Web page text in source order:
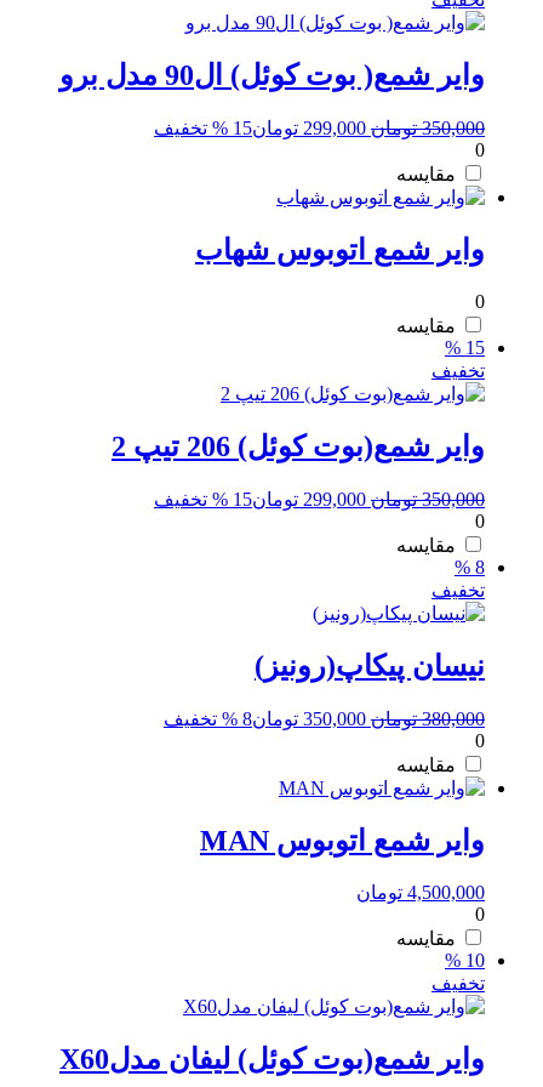
وایر شمع( بوت کوئل) ال90 مدل برو
350,000 تومان قیمت
بود.
299,000 تومان15 % تخفیف
0
مقایسه
وایر شمع اتوبوس شهاب
0
مقایسه
15 %
تخفیف
وایر شمع(بوت کوئل) 206 تیپ 2
350,000 تومان قیمت
299,000 تومان15 % تخفیف
0
مقایسه
8 %
تخفیف
نیسان پیکاپ(رونیز)
380,000 تومان قیمت
بود.
350,000 تومان8 % تخفیف
0
مقایسه
وایر شمع اتوبوس MAN
4,500,000 تومان
0
مقایسه
10 %
تخفیف
وایر شمع(بوت کوئل) لیفان مدلX60